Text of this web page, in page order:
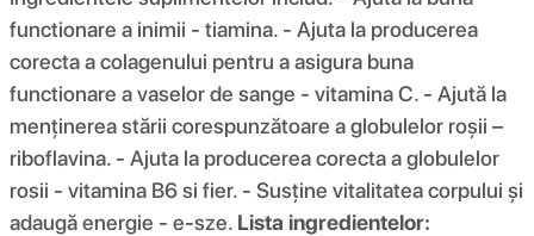
functionare a inimii - tiamina. - Ajuta la producerea
corecta a colagenului pentru a asigura buna
functionare a vaselor de sange - vitamina C. - Ajută la
menținerea stării corespunzătoare a globulelor roșii –
riboflavina. - Ajuta la producerea corecta a globulelor
rosii - vitamina B6 si fier. - Susține vitalitatea corpului și
adaugă energie - e-sze. Lista ingredientelor: